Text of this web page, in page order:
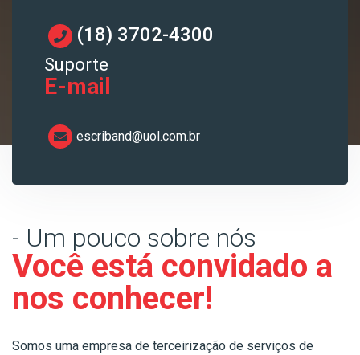
(18) 3702-4300
Suporte
E-mail
escriband@uol.com.br
- Um pouco sobre nós
Você está convidado a
nos conhecer!
Somos uma empresa de terceirização de serviços de